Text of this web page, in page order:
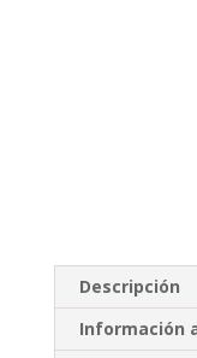
Descripción
Información